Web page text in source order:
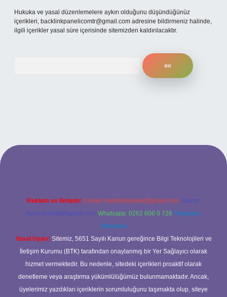
Hukuka ve yasal düzenlemelere aykırı olduğunu düşündüğünüz
içerikleri, backlinkpanelicomtr@gmail.com adresine bildirmeniz halinde,
ilgili içerikler yasal süre içerisinde sitemizden kaldırılacaktır.
Reklam ve İletişim: E-mail: backlinkpaneli@gmail.com Teams:
forumhizmeti@gmail.com Whatsapp: 0262 606 0 726 Telegram:
@karabul
Yasal Uyarı: Sitemiz, 5651 Sayılı Kanun gereğince Bilgi Teknolojileri ve
İletişim Kurumu (BTK) tarafından onaylanmış bir Yer Sağlayıcı olarak
hizmet vermektedir. Bu nedenle, sitedeki içerikleri proaktif olarak
denetleme veya araştırma yükümlülüğümüz bulunmamaktadır. Ancak,
üyelerimiz yazdıkları içeriklerin sorumluluğunu taşımakta olup, siteye